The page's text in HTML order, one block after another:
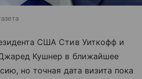
США Стив Уиткофф и
Кушнер в ближайшее
но точная дата визита пока